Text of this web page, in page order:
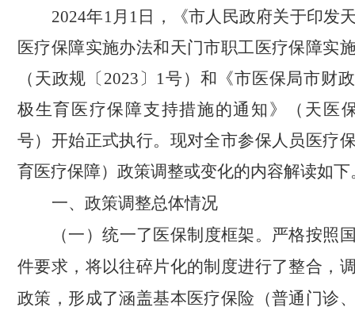
2024年1月 1 日，《市人民政府关于印发
医疗保障实施办法和天门市职工医疗保障实
（天政规〔 2023 〕 1号）和《市医保局市财
极生育医疗保障支持措施的通知》（天医
号）开始正式执行。现对全市参保人员医疗
育医疗保障）政策调整或变化的内容解读如下
一、政策调整总体情况
（一）统一了医保制度框架。 严格按照
件要求，将以往碎片化的制度进行了整合，
政策，形成了涵盖基本医疗保险（普通门诊